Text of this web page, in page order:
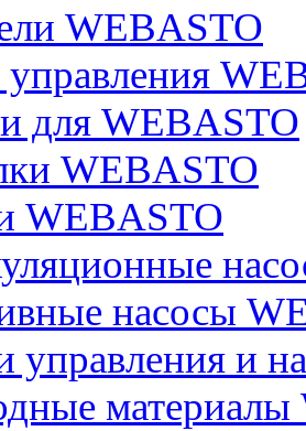
WEBASTO
для WEBASTO
WEBASTO
WEBASTO
насосы
управления и